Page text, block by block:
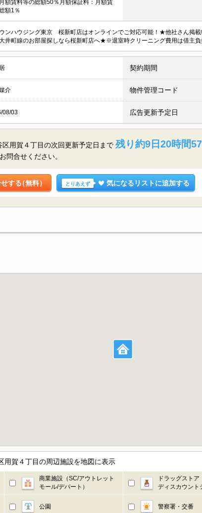
額賃料等の総額50％月額保証料：月額賃
額1％
ンハウジング東京 桜新町店はオンラインでご対応可能！★他社さん掲
井町線のお部屋探しなら桜新町店へ★※退室時クリーニング費用は借主負
契約期間
介 物件管理コード
08/03 広告更新予定日
区用賀４丁目の次回更新予定日まで 残り約9日20時間
問合せください。
する（無料） とりあえず 気になるリストに追加する
用賀４丁目の周辺施設を地図に表示
商業施設（SC/アウトレット
モール/デパート）
ドラッグストア
ディスカウント
公園 警察署・交番